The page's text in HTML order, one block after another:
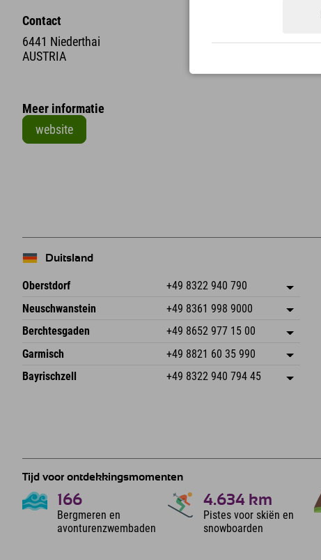
Contact
6441 Niederthai
AUSTRIA
Meer informatie
website
Duitsland
Oberstdorf +49 8322 940 790
An der Breitach 3
Duitsland
Adres opslaan
Booking
Neuschwanstein +49 8361 998 9000
An der Riese 45
87484 Nesselwang im Allgäu
Duitsland
Adres opslaan
Booking
Berchtesgaden +49 8652 977 15 00
Hofreitstr. 7
Duitsland
Adres opslaan
Booking
Garmisch +49 8821 60 35 990
Frickenstraße 22
82490 Farchant
Adres opslaan
Bayrischzell +49 8322 940 794 45
Tijd voor ontdekkingsmomenten
166
Bergmeren en
avonturenzwembaden
4.634 km
Pistes voor skiën en
snowboarden